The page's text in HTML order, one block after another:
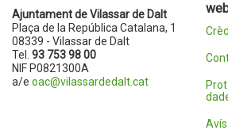
Ajuntament de Vilassar de Dalt
Plaça de la República Catalana, 1
08339 - Vilassar de Dalt
Tel. 93 753 98 00
NIF P0821300A
a/e oac@vilassardedalt.cat
Avís